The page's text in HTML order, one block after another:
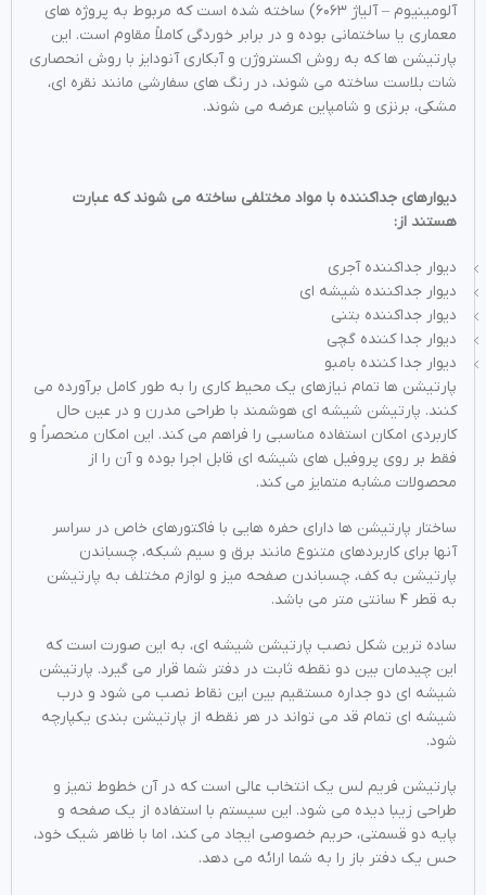
آلومینیوم – آلیاژ ۶۰۶۳) ساخته شده است که مربوط به پروژه های
معماری یا ساختمانی بوده و در برابر خوردگی کاملاً مقاوم است. این
پارتیشن ها که به روش اکستروژن و آبکاری آنودایز با روش انحصاری
شات بلاست ساخته می شوند، در رنگ های سفارشی مانند نقره ای،
مشکی، برنزی و شامپاین عرضه می شوند.
دیوارهای جداکننده با مواد مختلفی ساخته می شوند که عبارت
هستند از:
دیوار جداکننده آجری
دیوار جداکننده شیشه ای
دیوار جداکننده بتنی
دیوار جدا کننده گچی
دیوار جدا کننده بامبو
پارتیشن ها تمام نیازهای یک محیط کاری را به طور کامل برآورده می
کنند. پارتیشن شیشه ای هوشمند با طراحی مدرن و در عین حال
کاربردی امکان استفاده مناسبی را فراهم می کند. این امکان منحصراً و
فقط بر روی پروفیل های شیشه ای قابل اجرا بوده و آن را از
محصولات مشابه متمایز می کند.
ساختار پارتیشن ها دارای حفره هایی با فاکتورهای خاص در سراسر
آنها برای کاربردهای متنوع مانند برق و سیم شبکه، چسباندن
پارتیشن به کف، چسباندن صفحه میز و لوازم مختلف به پارتیشن
به قطر ۴ سانتی متر می باشد.
ساده ترین شکل نصب پارتیشن شیشه ای، به این صورت است که
این چیدمان بین دو نقطه ثابت در دفتر شما قرار می گیرد. پارتیشن
شیشه ای دو جداره مستقیم بین این نقاط نصب می شود و درب
شیشه ای تمام قد می تواند در هر نقطه از پارتیشن بندی یکپارچه
شود.
پارتیشن فریم لس یک انتخاب عالی است که در آن خطوط تمیز و
طراحی زیبا دیده می شود. این سیستم با استفاده از یک صفحه و
پایه دو قسمتی، حریم خصوصی ایجاد می کند، اما با ظاهر شیک خود،
حس یک دفتر باز را به شما ارائه می دهد.